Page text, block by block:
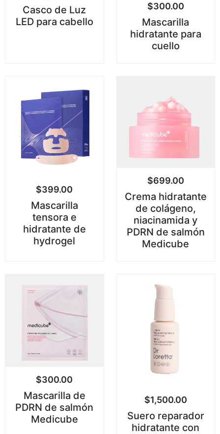
Casco de Luz
LED para cabello
$300.00
Mascarilla
hidratante para
cuello
$399.00
Mascarilla
tensora e
hidratante de
hydrogel
$699.00
Crema hidratante
de colágeno,
niacinamida y
PDRN de salmón
Medicube
$300.00
Mascarilla de
PDRN de salmón
Medicube
$1,500.00
Suero reparador
hidratante con